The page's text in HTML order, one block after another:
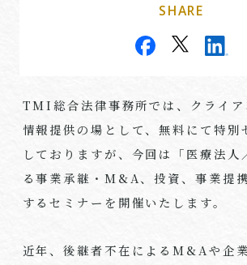
SHARE
TMI総合法律事務所では、クライア
情報提供の場として、無料にて特別
しておりますが、今回は「医療法
る事業承継・M&A、投資、事業提
するセミナーを開催いたします。
近年、後継者不在によるM&Aや企